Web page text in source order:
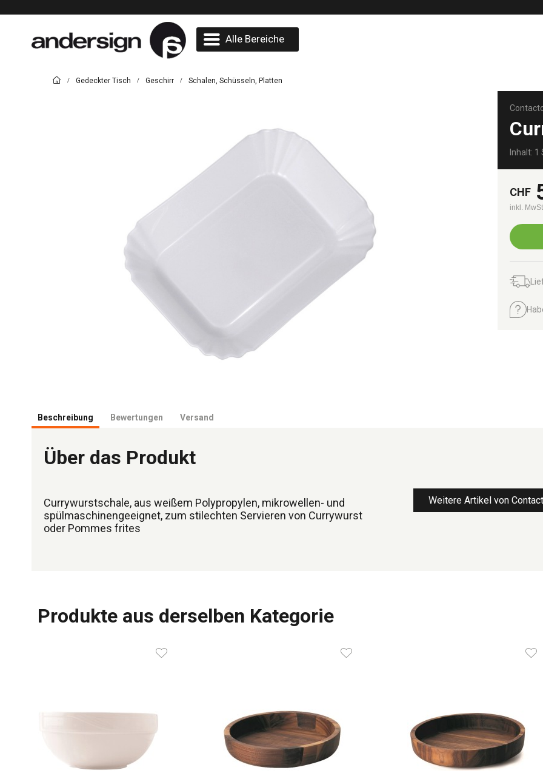
Alle Bereiche
/ Gedeckter Tisch / Geschirr / Schalen, Schüsseln, Platten
Inhalt: 1
CHF
inkl.
Beschreibung Bewertungen Versand
Über das Produkt
Currywurstschale, aus weißem Polypropylen, mikrowellen- und
spülmaschinengeeignet, zum stilechten Servieren von Currywurst
oder Pommes frites
Weitere Artikel von
Produkte aus derselben Kategorie